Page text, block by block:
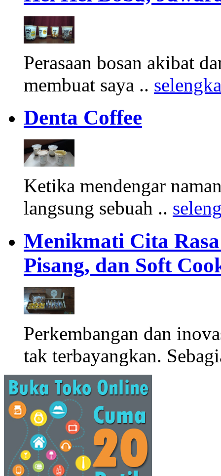
Perasaan bosan akibat
membuat saya ..
Denta Coffee
Ketika mendengar
langsung sebuah ..
Menikmati Cita
Pisang, dan Soft
Perkembangan dan
tak terbayangkan.